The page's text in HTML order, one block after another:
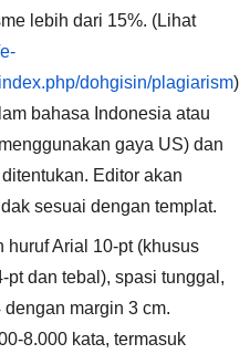
lebih dari 15%. (Lihat
dohgisin/plagiarism)
bahasa Indonesia atau
gaya US) dan
Editor akan
sesuai dengan templat.
huruf Arial 10-pt (khusus
pt dan tebal), spasi tunggal,
margin 3 cm.
8.000 kata, termasuk